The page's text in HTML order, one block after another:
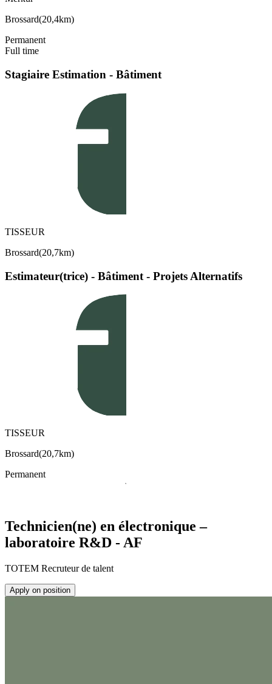
Brossard(20,4km)
Permanent
Full time
Stagiaire Estimation - Bâtiment
TISSEUR
Brossard(20,7km)
Estimateur(trice) - Bâtiment - Projets Alternatifs
TISSEUR
Brossard(20,7km)
Permanent
Technicien(ne) en électronique –
laboratoire R&D - AF
TOTEM Recruteur de talent
Apply on position